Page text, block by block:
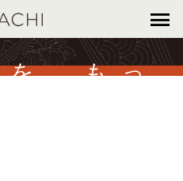
を、もっ